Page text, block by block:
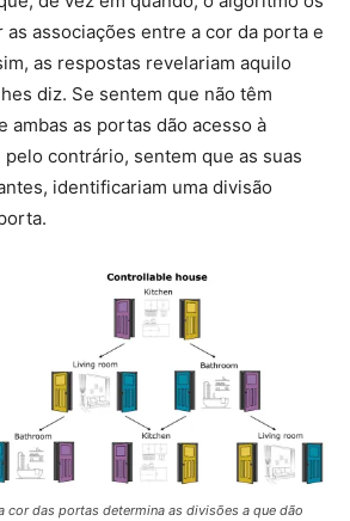
associações entre a cor da porta e
as respostas revelariam aquilo
diz. Se sentem que não têm
ambas as portas dão acesso à
pelo contrário, sentem que as suas
identificariam uma divisão
cor das portas determina as divisões a que dão